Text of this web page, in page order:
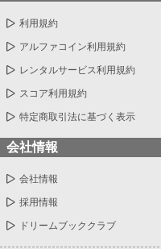
利用規約
アルファコイン利用規約
レンタルサービス利用規約
スコア利用規約
特定商取引法に基づく表示
会社情報
会社情報
採用情報
ドリームブッククラブ